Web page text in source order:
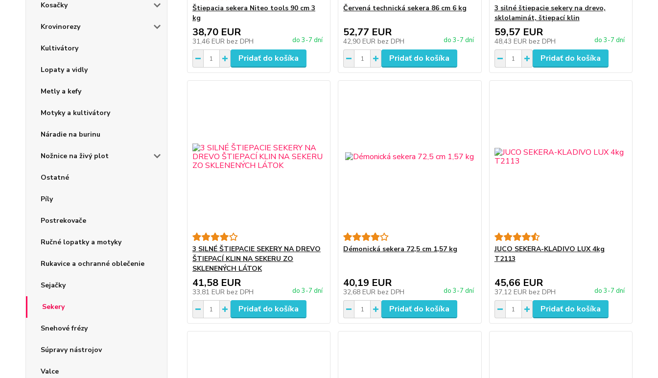
Kosačky
Krovinorezy
Kultivátory
Lopaty a vidly
Metly a kefy
Motyky a kultivátory
Náradie na burinu
Nožnice na živý plot
Ostatné
Píly
Postrekovače
Ručné lopatky a motyky
Rukavice a ochranné oblečenie
Sejačky
Sekery
Snehové frézy
Súpravy nástrojov
Valce
Štiepacia sekera Niteo tools 90 cm 3
kg
38,70 EUR
31,46 EUR bez DPH do 3-7 dní
Pridať do košíka
Červená technická sekera 86 cm 6 kg
52,77 EUR
42,90 EUR bez DPH do 3-7 dní
Pridať do košíka
3 silné štiepacie sekery na drevo,
sklolaminát, štiepací klin
59,57 EUR
48,43 EUR bez DPH do 3-7 dní
Pridať do košíka
3 SILNÉ ŠTIEPACIE SEKERY NA DREVO
ŠTIEPACÍ KLIN NA SEKERU ZO
SKLENENÝCH LÁTOK
41,58 EUR
33,81 EUR bez DPH do 3-7 dní
Pridať do košíka
Démonická sekera 72,5 cm 1,57 kg
40,19 EUR
32,68 EUR bez DPH do 3-7 dní
Pridať do košíka
JUCO SEKERA-KLADIVO LUX 4kg
T2113
45,66 EUR
37,12 EUR bez DPH do 3-7 dní
Pridať do košíka